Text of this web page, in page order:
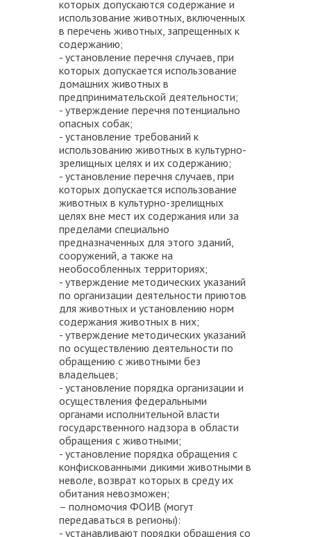
которых допускаются содержание и
использование животных, включенных
в перечень животных, запрещенных к
содержанию;
- установление перечня случаев, при
которых допускается использование
домашних животных в
предпринимательской деятельности;
- утверждение перечня потенциально
опасных собак;
- установление требований к
использованию животных в культурно-
зрелищных целях и их содержанию;
- установление перечня случаев, при
которых допускается использование
животных в культурно-зрелищных
целях вне мест их содержания или за
пределами специально
предназначенных для этого зданий,
сооружений, а также на
необособленных территориях;
- утверждение методических указаний
по организации деятельности приютов
для животных и установлению норм
содержания животных в них;
- утверждение методических указаний
по осуществлению деятельности по
обращению с животными без
владельцев;
- установление порядка организации и
осуществления федеральными
органами исполнительной власти
государственного надзора в области
обращения с животными;
- установление порядка обращения с
конфискованными дикими животными в
неволе, возврат которых в среду их
обитания невозможен;
– полномочия ФОИВ (могут
передаваться в регионы):
- устанавливают порядки обращения со